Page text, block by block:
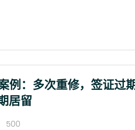
例：多次重修，签证过
居留
500